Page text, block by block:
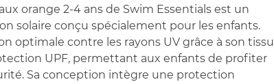
orange 2-4 ans de Swim Essentials est un
solaire conçu spécialement pour les enfants.
optimale contre les rayons UV grâce à son tissu
UPF, permettant aux enfants de profiter
Sa conception intègre une protection